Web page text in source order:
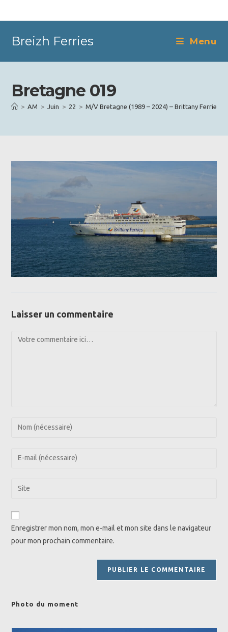
Breizh Ferries Menu
Bretagne 019
> AM > Juin > 22 > M/V Bretagne (1989 – 2024) – Brittany Ferries
Laisser un commentaire
Comment
Enter
Enter
address
comment
Saisir
de
Enregistrer mon nom, mon e-mail et mon site dans le navigateur
pour mon prochain commentaire.
Photo du moment